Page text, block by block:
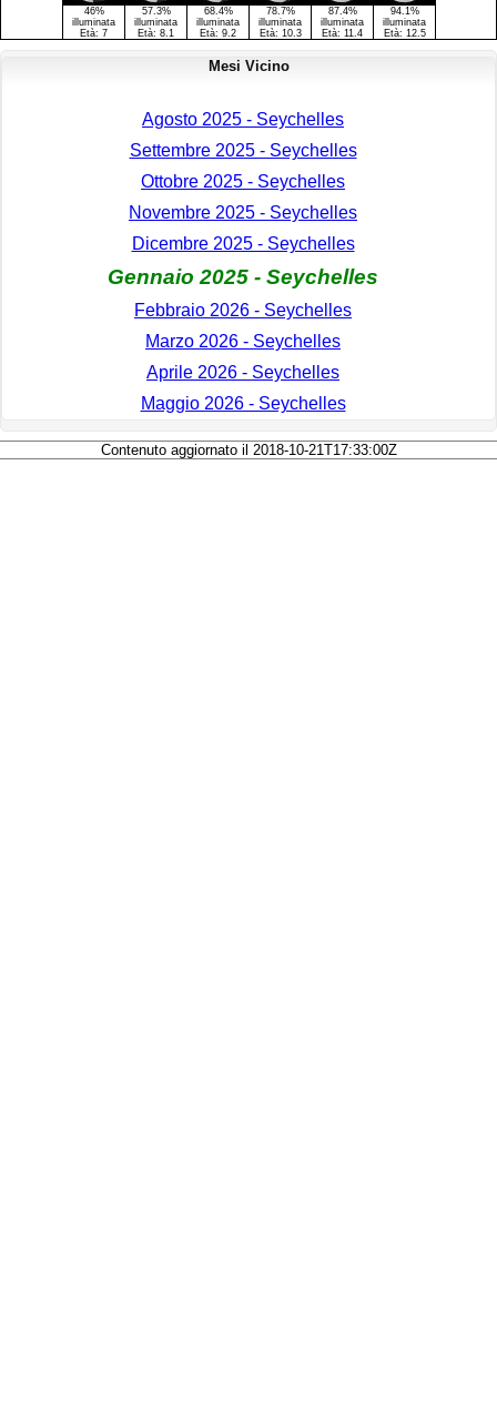
46%
illuminata
Età: 7
57.3%
illuminata
Età: 8.1
68.4%
illuminata
Età: 9.2
78.7%
illuminata
Età: 10.3
87.4%
illuminata
Età: 11.4
94.1%
illuminata
Età: 12.5
Mesi Vicino
Agosto 2025 - Seychelles
Settembre 2025 - Seychelles
Ottobre 2025 - Seychelles
Novembre 2025 - Seychelles
Dicembre 2025 - Seychelles
Gennaio 2025 - Seychelles
Febbraio 2026 - Seychelles
Marzo 2026 - Seychelles
Aprile 2026 - Seychelles
Maggio 2026 - Seychelles
Contenuto aggiornato il 2018-10-21T17:33:00Z